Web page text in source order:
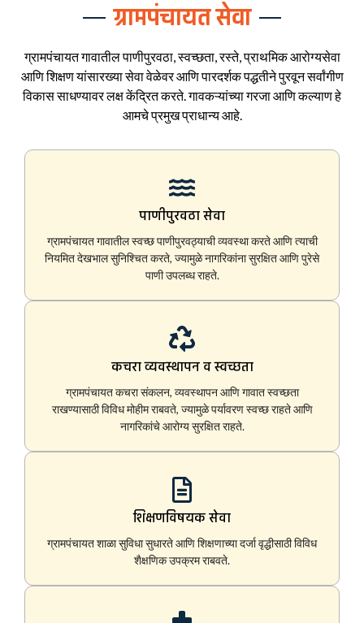
ग्रामपंचायत सेवा
ग्रामपंचायत गावातील पाणीपुरवठा, स्वच्छता, रस्ते, प्राथमिक आरोग्यसेवा
आणि शिक्षण यांसारख्या सेवा वेळेवर आणि पारदर्शक पद्धतीने पुरवून सर्वांगीण
विकास साधण्यावर लक्ष केंद्रित करते. गावकऱ्यांच्या गरजा आणि कल्याण हे
आमचे प्रमुख प्राधान्य आहे.
पाणीपुरवठा सेवा
ग्रामपंचायत गावातील स्वच्छ पाणीपुरवठ्याची व्यवस्था करते आणि त्याची
नियमित देखभाल सुनिश्चित करते, ज्यामुळे नागरिकांना सुरक्षित आणि पुरेसे
पाणी उपलब्ध राहते.
कचरा व्यवस्थापन व स्वच्छता
ग्रामपंचायत कचरा संकलन, व्यवस्थापन आणि गावात स्वच्छता
राखण्यासाठी विविध मोहीम राबवते, ज्यामुळे पर्यावरण स्वच्छ राहते आणि
नागरिकांचे आरोग्य सुरक्षित राहते.
शिक्षणविषयक सेवा
ग्रामपंचायत शाळा सुविधा सुधारते आणि शिक्षणाच्या दर्जा वृद्धीसाठी विविध
शैक्षणिक उपक्रम राबवते.